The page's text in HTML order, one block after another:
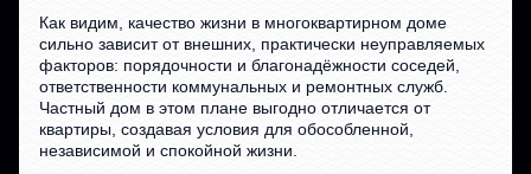
Как видим, качество жизни в многоквартирном доме
сильно зависит от внешних, практически неуправляемых
факторов: порядочности и благонадёжности соседей,
ответственности коммунальных и ремонтных служб.
Частный дом в этом плане выгодно отличается от
квартиры, создавая условия для обособленной,
независимой и спокойной жизни.